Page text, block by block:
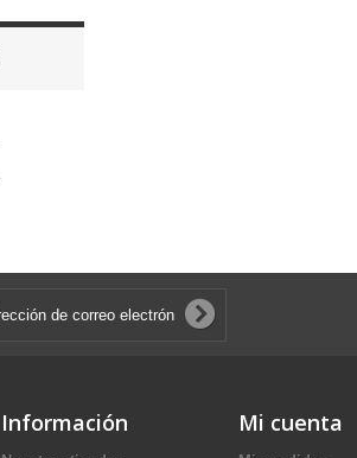
Información Mi cuenta